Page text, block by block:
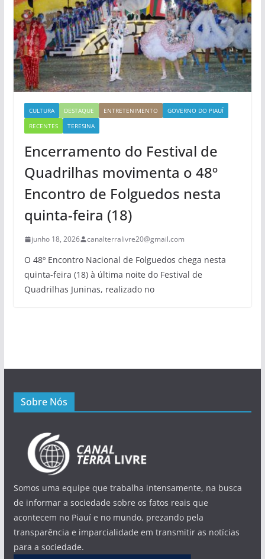
CULTURA DESTAQUE ENTRETENIMENTO
GOVERNO DO PIAUÍ
RECENTES
TERESINA
Encerramento do Festival de
Quadrilhas movimenta o 48º
Encontro de Folguedos nesta
quinta-feira (18)
junho 18, 2026 canalterralivre20@gmail.com
O 48º Encontro Nacional de Folguedos chega nesta
quinta-feira (18) à última noite do Festival de
Quadrilhas Juninas, realizado no
Sobre Nós
Somos uma equipe que trabalha intensamente, na busca
de informar a sociedade sobre os fatos reais que
acontecem no Piauí e no mundo, prezando pela
transparência e imparcialidade em transmitir as notícias
para a sociedade.